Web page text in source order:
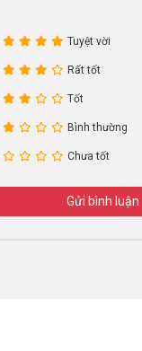
Tuyệt vời
Rất tốt
Tốt
Bình thường
Chưa tốt
Gửi bình luận